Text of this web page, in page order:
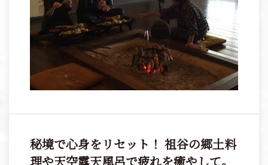
秘境で心身をリセット！ 祖谷の郷土料
理や天空露天風呂で疲れを癒やして。